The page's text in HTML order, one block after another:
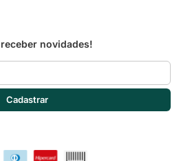
novidades!
Cadastrar